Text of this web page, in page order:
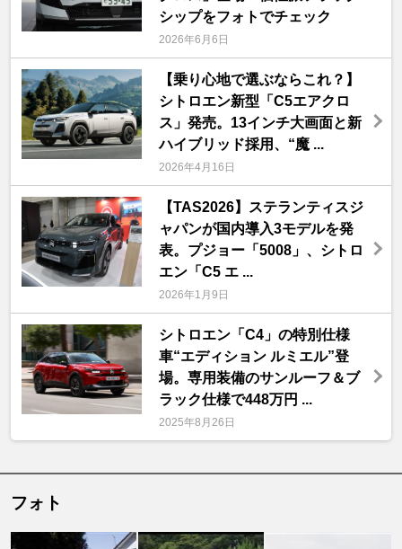
シップをフォトでチェック
2026年6月6日
【乗り心地で選ぶならこれ？】
シトロエン新型「C5エアクロ
ス」発売。13インチ大画面と新
ハイブリッド採用、“魔 ...
2026年4月16日
【TAS2026】ステランティスジ
ャパンが国内導入3モデルを発
表。プジョー「5008」、シトロ
エン「C5 エ ...
2026年1月9日
シトロエン「C4」の特別仕様
車“エディション ルミエル”登
場。専用装備のサンルーフ＆ブ
ラック仕様で448万円 ...
2025年8月26日
フォト